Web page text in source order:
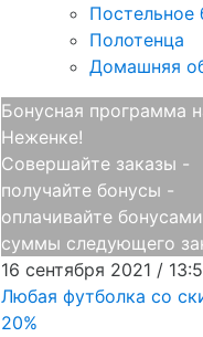
Постельное
Полотенца
Домашняя
Бонусная программа
Неженке!
Совершайте заказы -
получайте бонусы -
оплачивайте
суммы следующего
16 сентября 2021 /
Любая футболка со
20%